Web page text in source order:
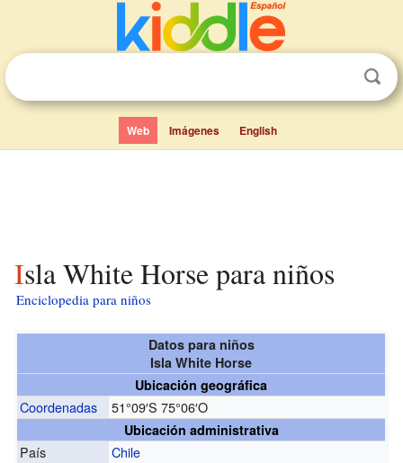
Web Imágenes English
Isla White Horse para niños
Enciclopedia para niños
Datos para niños
Isla White Horse
Ubicación geográfica
Coordenadas 51°09′S 75°06′O
Ubicación administrativa
País
Chile